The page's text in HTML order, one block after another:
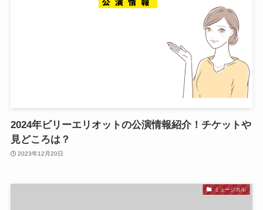
2024年ビリーエリオットの公演情報紹介！チケットや
見どころは？
2023年12月20日
ミュージカル